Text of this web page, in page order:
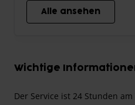
Alle ansehen
Wichtige
Der Service ist 24 Stunden